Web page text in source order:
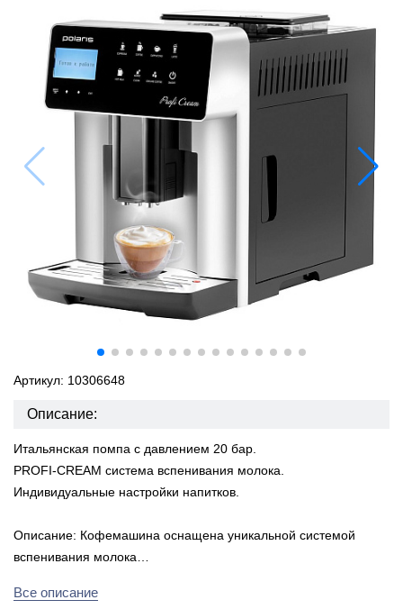
Артикул: 10306648
Описание:
Итальянская помпа с давлением 20 бар.
PROFI-CREAM система вспенивания молока.
Индивидуальные настройки напитков.
Описание: Кофемашина оснащена уникальной системой
вспенивания молока…
Все описание